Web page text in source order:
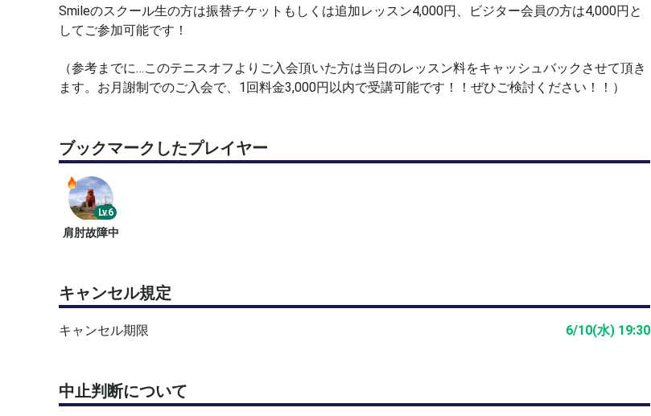
Smileのスクール生の方は振替チケットもしくは追加レッスン4,000円、ビジター会員の方は4,000円と
してご参加可能です！
（参考までに…このテニスオフよりご入会頂いた方は当日のレッスン料をキャッシュバックさせて頂き
ます。お月謝制でのご入会で、1回料金3,000円以内で受講可能です！！ぜひご検討ください！！）
ブックマークしたプレイヤー
Lv.6
肩肘故障中
キャンセル規定
キャンセル期限 6/10(水) 19:30
中止判断について